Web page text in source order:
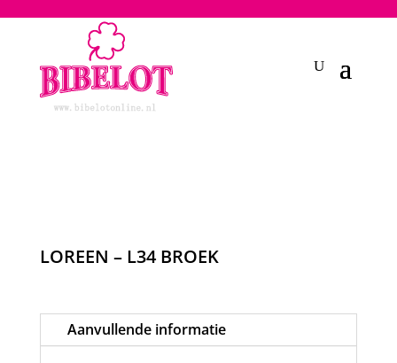
LOREEN – L34 BROEK
Aanvullende informatie